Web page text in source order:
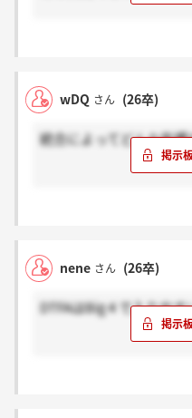
wDQ さん (26卒)
統合によってどんな影
nene さん (26卒)
DTFAはBig４で入りや